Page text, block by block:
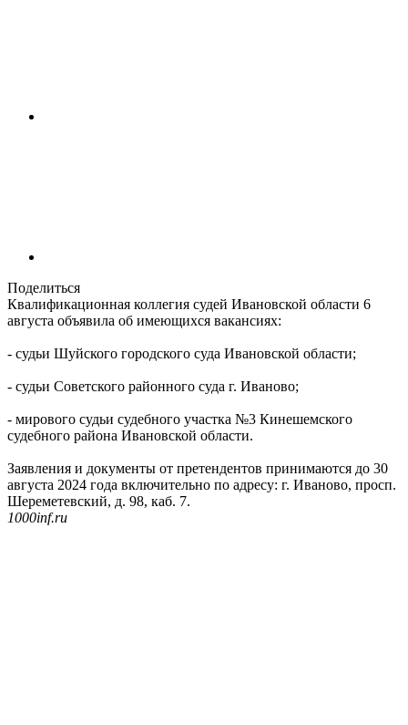
Поделиться
Квалификационная коллегия судей Ивановской области 6
августа объявила об имеющихся вакансиях:
- судьи Шуйского городского суда Ивановской области;
- судьи Советского районного суда г. Иваново;
- мирового судьи судебного участка №3 Кинешемского
судебного района Ивановской области.
Заявления и документы от претендентов принимаются до 30
августа 2024 года включительно по адресу: г. Иваново, просп.
Шереметевский, д. 98, каб. 7.
1000inf.ru